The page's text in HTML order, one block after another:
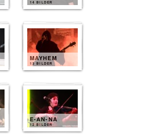
14 BILDER
MAYHEM
13 BILDER
E-AN-NA
12 BILDER